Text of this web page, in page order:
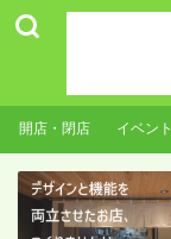
開店・閉店 イベント